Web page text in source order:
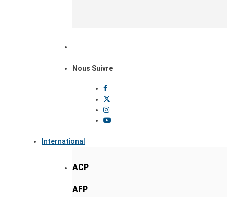
Nous Suivre
International
ACP
AFP